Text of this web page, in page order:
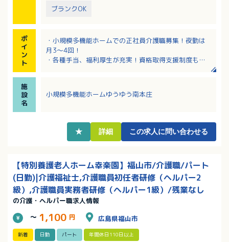
ブランクOK
ポ
イ
ン
ト
・小規模多機能ホームでの正社員介護職募集！夜勤は
月3～4回！
・各種手当、福利厚生が充実！資格取得支援制度もあ
の働き方にも柔軟に対応します！
・看護・育児・介護休暇取得実績あり！希望休制度も
施
設
名
小規模多機能ホームゆうゆう南本庄
★ 詳細 この求人に問い合わせる
【特別養護老人ホーム幸楽園】福山市/介護職/パート
(日勤)|介護福祉士,介護職員初任者研修（ヘルパー2
級）,介護職員実務者研修（ヘルパー1級）/残業なし
の介護・ヘルパー職求人情報
～ 1,100 円 広島県福山市
新着 日勤 パート 年間休日110日以上